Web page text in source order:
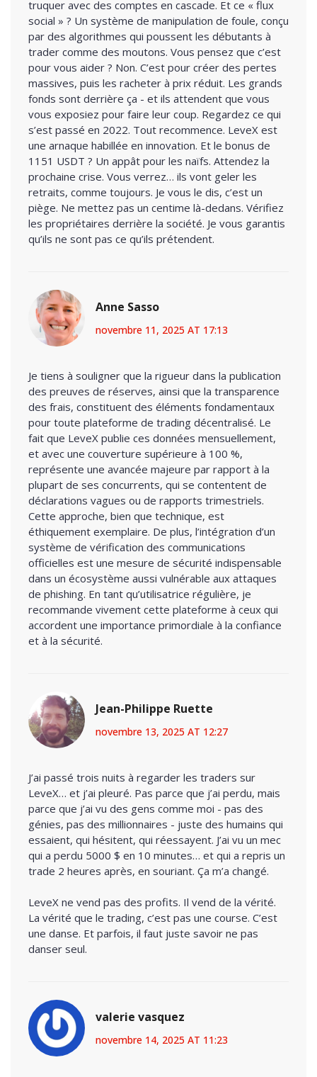
truquer avec des comptes en cascade. Et ce « flux
social » ? Un système de manipulation de foule, conçu
par des algorithmes qui poussent les débutants à
trader comme des moutons. Vous pensez que c’est
pour vous aider ? Non. C’est pour créer des pertes
massives, puis les racheter à prix réduit. Les grands
fonds sont derrière ça - et ils attendent que vous
vous exposiez pour faire leur coup. Regardez ce qui
s’est passé en 2022. Tout recommence. LeveX est
une arnaque habillée en innovation. Et le bonus de
1151 USDT ? Un appât pour les naïfs. Attendez la
prochaine crise. Vous verrez… ils vont geler les
retraits, comme toujours. Je vous le dis, c’est un
piège. Ne mettez pas un centime là-dedans. Vérifiez
les propriétaires derrière la société. Je vous garantis
qu’ils ne sont pas ce qu’ils prétendent.
Anne Sasso
novembre 11, 2025 AT 17:13
Je tiens à souligner que la rigueur dans la publication
des preuves de réserves, ainsi que la transparence
des frais, constituent des éléments fondamentaux
pour toute plateforme de trading décentralisé. Le
fait que LeveX publie ces données mensuellement,
et avec une couverture supérieure à 100 %,
représente une avancée majeure par rapport à la
plupart de ses concurrents, qui se contentent de
déclarations vagues ou de rapports trimestriels.
Cette approche, bien que technique, est
éthiquement exemplaire. De plus, l’intégration d’un
système de vérification des communications
officielles est une mesure de sécurité indispensable
dans un écosystème aussi vulnérable aux attaques
de phishing. En tant qu’utilisatrice régulière, je
recommande vivement cette plateforme à ceux qui
accordent une importance primordiale à la confiance
et à la sécurité.
Jean-Philippe Ruette
novembre 13, 2025 AT 12:27
J’ai passé trois nuits à regarder les traders sur
LeveX… et j’ai pleuré. Pas parce que j’ai perdu, mais
parce que j’ai vu des gens comme moi - pas des
génies, pas des millionnaires - juste des humains qui
essaient, qui hésitent, qui réessayent. J’ai vu un mec
qui a perdu 5000 $ en 10 minutes… et qui a repris un
trade 2 heures après, en souriant. Ça m’a changé.
LeveX ne vend pas des profits. Il vend de la vérité.
La vérité que le trading, c’est pas une course. C’est
une danse. Et parfois, il faut juste savoir ne pas
danser seul.
valerie vasquez
novembre 14, 2025 AT 11:23